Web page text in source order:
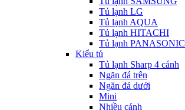
Tủ lạnh LG
Tủ lạnh AQUA
Tủ lạnh HITACHI
Tủ lạnh PANASONIC
Kiểu tủ
Tủ lạnh Sharp 4 cánh
Ngăn đá trên
Ngăn đá dưới
Mini
Nhiều cánh